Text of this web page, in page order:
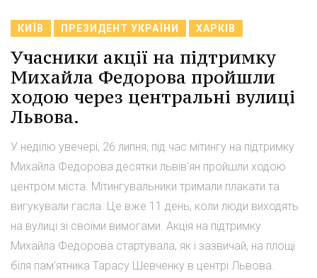
КИЇВ ПРЕЗИДЕНТ УКРАЇНИ ХАРКІВ
Учасники акції на підтримку
Михайла Федорова пройшли
ходою через центральні вулиці
Львова.
У неділю увечері, 26 липня, під час мітингу на підтримку
Михайла Федорова десятки львів'ян пройшли ходою
центром міста. Мітингувальники тримали плакати та
вигукували гасла. Це вже 11 день, коли люди виходять
на вулиці зі своїми вимогами. Акція на підтримку
Михайла Федорова стартувала, як і зазвичай, на площі
біля пам'ятника Тарасу Шевченку в центрі Львова.